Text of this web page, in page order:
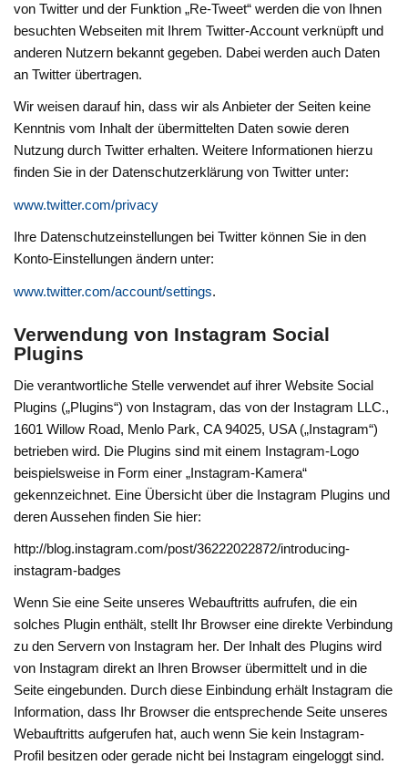
von Twitter und der Funktion „Re-Tweet“ werden die von Ihnen
besuchten Webseiten mit Ihrem Twitter-Account verknüpft und
anderen Nutzern bekannt gegeben. Dabei werden auch Daten
an Twitter übertragen.
Wir weisen darauf hin, dass wir als Anbieter der Seiten keine
Kenntnis vom Inhalt der übermittelten Daten sowie deren
Nutzung durch Twitter erhalten. Weitere Informationen hierzu
finden Sie in der Datenschutzerklärung von Twitter unter:
www.twitter.com/privacy
Ihre Datenschutzeinstellungen bei Twitter können Sie in den
Konto-Einstellungen ändern unter:
www.twitter.com/account/settings.
Verwendung von Instagram Social
Plugins
Die verantwortliche Stelle verwendet auf ihrer Website Social
Plugins („Plugins“) von Instagram, das von der Instagram LLC.,
1601 Willow Road, Menlo Park, CA 94025, USA („Instagram“)
betrieben wird. Die Plugins sind mit einem Instagram-Logo
beispielsweise in Form einer „Instagram-Kamera“
gekennzeichnet. Eine Übersicht über die Instagram Plugins und
deren Aussehen finden Sie hier:
http://blog.instagram.com/post/36222022872/introducing-
instagram-badges
Wenn Sie eine Seite unseres Webauftritts aufrufen, die ein
solches Plugin enthält, stellt Ihr Browser eine direkte Verbindung
zu den Servern von Instagram her. Der Inhalt des Plugins wird
von Instagram direkt an Ihren Browser übermittelt und in die
Seite eingebunden. Durch diese Einbindung erhält Instagram die
Information, dass Ihr Browser die entsprechende Seite unseres
Webauftritts aufgerufen hat, auch wenn Sie kein Instagram-
Profil besitzen oder gerade nicht bei Instagram eingeloggt sind.